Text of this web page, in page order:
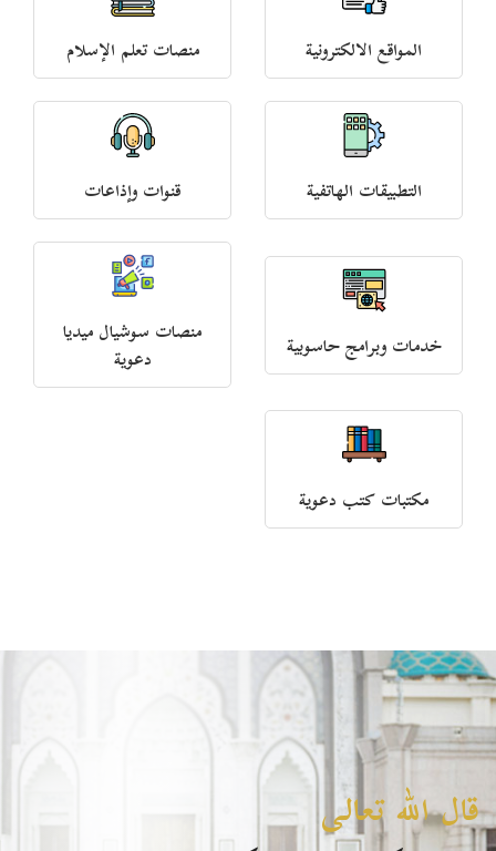
المواقع الالكترونية منصات تعلم الإسلام
التطبيقات الهاتفية قنوات وإذاعات
خدمات وبرامج حاسوبية
منصات سوشيال ميديا
دعوية
مكتبات كتب دعوية
قال الله تعالى